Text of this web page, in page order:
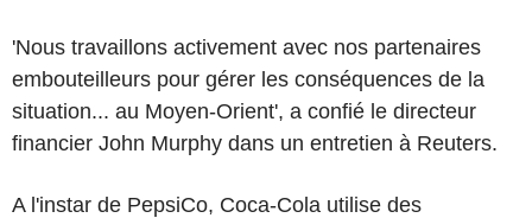
'Nous travaillons activement avec nos partenaires
embouteilleurs pour gérer les conséquences de la
situation... au Moyen-Orient', a confié le directeur
financier John Murphy dans un entretien à Reuters.
A l'instar de PepsiCo, Coca-Cola utilise des